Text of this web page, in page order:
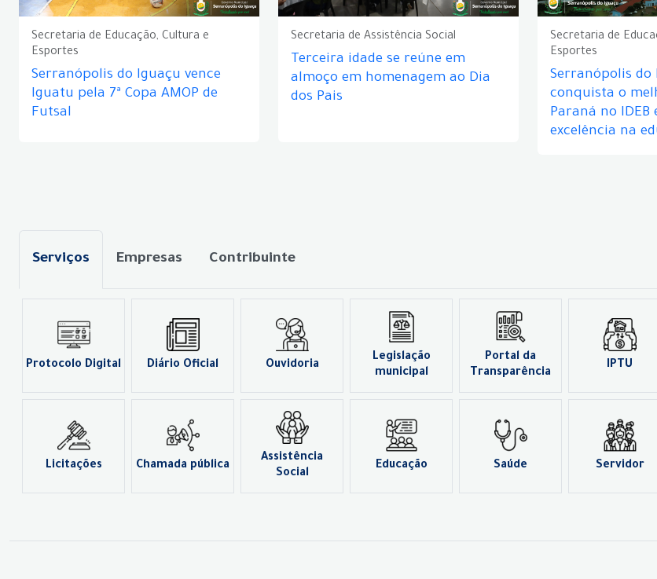
Secretaria de Educação, Cultura e
Esportes
Serranópolis do Iguaçu vence
Iguatu pela 7ª Copa AMOP de
Futsal
Secretaria de Assistência Social
Terceira idade se reúne em
almoço em homenagem ao Dia
dos Pais
Secretaria de
Esportes
Serranópolis do
conquista o
Paraná no IDEB
excelência na
Serviços Empresas Contribuinte
Protocolo Digital Diário Oficial Ouvidoria
Legislação
municipal
Portal da
Transparência
IPTU
Licitações Chamada pública
Assistência
Social
Educação Saúde Servidor